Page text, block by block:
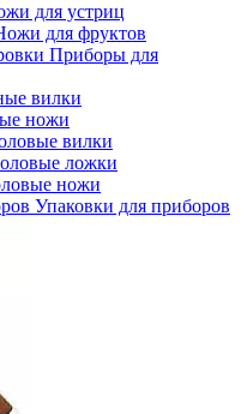
для устриц
для фруктов
Приборы для
вилки
ножи
вилки
ложки
ножи
Упаковки для приборов